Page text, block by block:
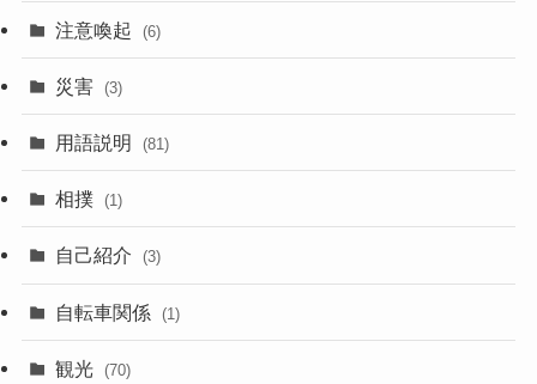
注意喚起 (6)
災害 (3)
用語説明 (81)
相撲 (1)
自己紹介 (3)
自転車関係 (1)
観光 (70)